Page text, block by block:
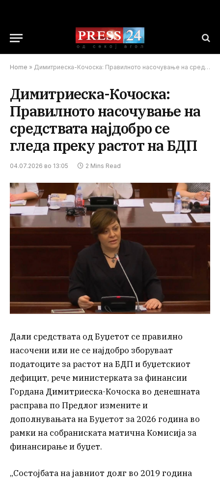
Home » Димитриеска-Кочоска: Правилното насочување на средствата најдобро се гледа преку растот на БДП
Димитриеска-Кочоска:
Правилното насочување на
средствата најдобро се
гледа преку растот на БДП
04.07.2026 во 13:05 2 Mins Read
Дали средствата од Буџетот се правилно
насочени или не се најдобро зборуваат
податоците за растот на БДП и буџетскиот
дефицит, рече министерката за финансии
Гордана Димитриеска-Кочоска во денешната
расправа по Предлог измените и
дополнувањата на Буџетот за 2026 година во
рамки на собраниската матична Комисија за
финансирање и буџет.
„Состојбата на јавниот долг во 2019 година